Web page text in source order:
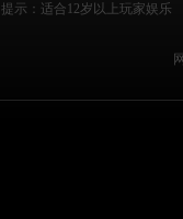
提示：适合12岁以上玩家娱乐